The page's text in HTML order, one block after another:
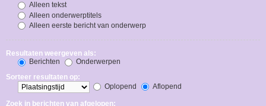
Alleen tekst
Alleen onderwerptitels
Alleen eerste bericht van onderwerp
Resultaten weergeven als:
Berichten
Onderwerpen
Sorteer resultaten op:
Oplopend
Aflopend
Zoek in berichten van afgelopen: